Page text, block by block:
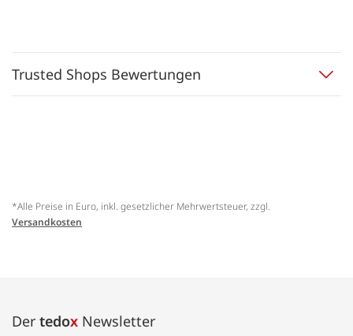
Trusted Shops Bewertungen
*Alle Preise in Euro, inkl. gesetzlicher Mehrwertsteuer, zzgl.
Versandkosten
Der tedox Newsletter